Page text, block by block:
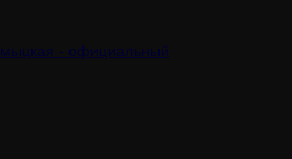
- официальный